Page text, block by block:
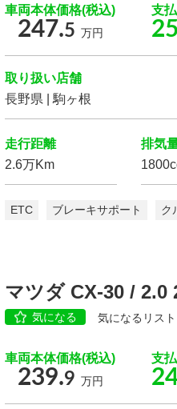
排気
車両本体価格(税込)
247.5 万円
支
取り扱い店舗
長野県 | 駒ヶ根
走行距離
2.6万Km
排気
ETC ブレーキサポート ク
マツダ CX-30 / 2.0
気になる 気になるリスト
車両本体価格(税込)
239.9 万円
支